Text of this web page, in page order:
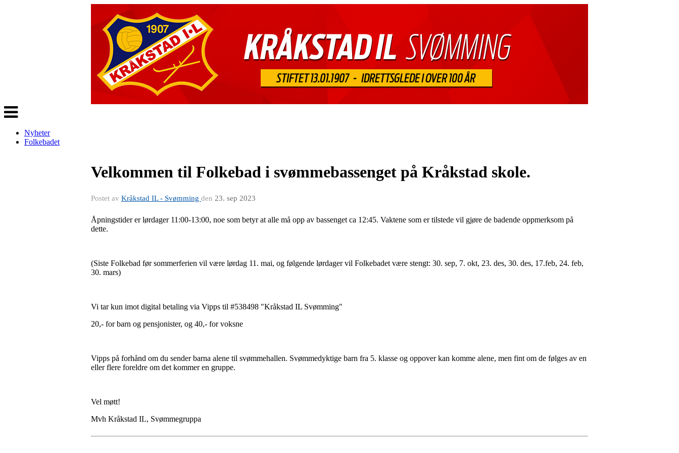
Veksle
navigasjon
Nyheter
Folkebadet
Velkommen til Folkebad i svømmebassenget på Kråkstad skole.
Postet av Kråkstad IL - Svømming den 23. sep 2023
Åpningstider er lørdager 11:00-13:00, noe som betyr at alle må opp av bassenget ca 12:45. Vaktene som er tilstede vil gjøre de badende oppmerksom på
dette.
(Siste Folkebad før sommerferien vil være lørdag 11. mai, og følgende lørdager vil Folkebadet være stengt: 30. sep, 7. okt, 23. des, 30. des, 17.feb, 24. feb,
30. mars)
Vi tar kun imot digital betaling via Vipps til #538498 "Kråkstad IL Svømming"
20,- for barn og pensjonister, og 40,- for voksne
Vipps på forhånd om du sender barna alene til svømmehallen. Svømmedyktige barn fra 5. klasse og oppover kan komme alene, men fint om de følges av en
eller flere foreldre om det kommer en gruppe.
Vel møtt!
Mvh Kråkstad IL, Svømmegruppa